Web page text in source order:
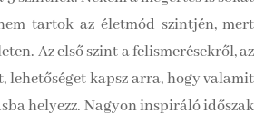
tartok az életmód szintjén, mert
Az első szint a felismerésekről, az
lehetőséget kapsz arra, hogy valamit
helyezz. Nagyon inspiráló időszak